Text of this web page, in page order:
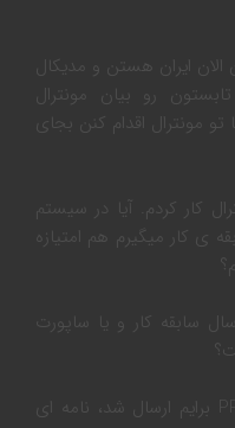
ایران هستن و مدیکال
رو بیان مونترال
مونترال اقدام کنن بجای
کار کردم. آیا در سیستم
ی کار میگیرم هم امتیازه
سابقه کار و یا ساپورت
9. پس از چهار هفته از ورود کارت PR برایم ارسال شد، نامه ای